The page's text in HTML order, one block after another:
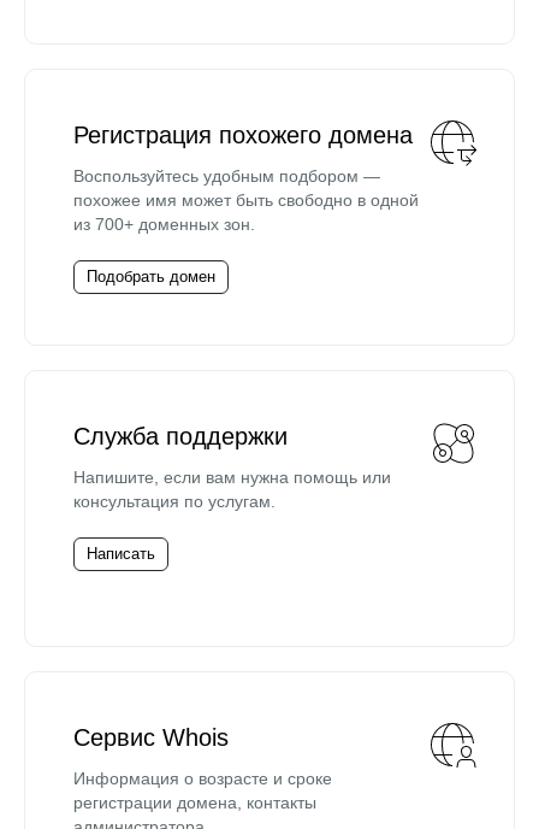
Регистрация похожего домена
Воспользуйтесь удобным подбором —
похожее имя может быть свободно в одной
из 700+ доменных зон.
Подобрать домен
Служба поддержки
Напишите, если вам нужна помощь или
консультация по услугам.
Написать
Сервис Whois
Информация о возрасте и сроке
регистрации домена, контакты